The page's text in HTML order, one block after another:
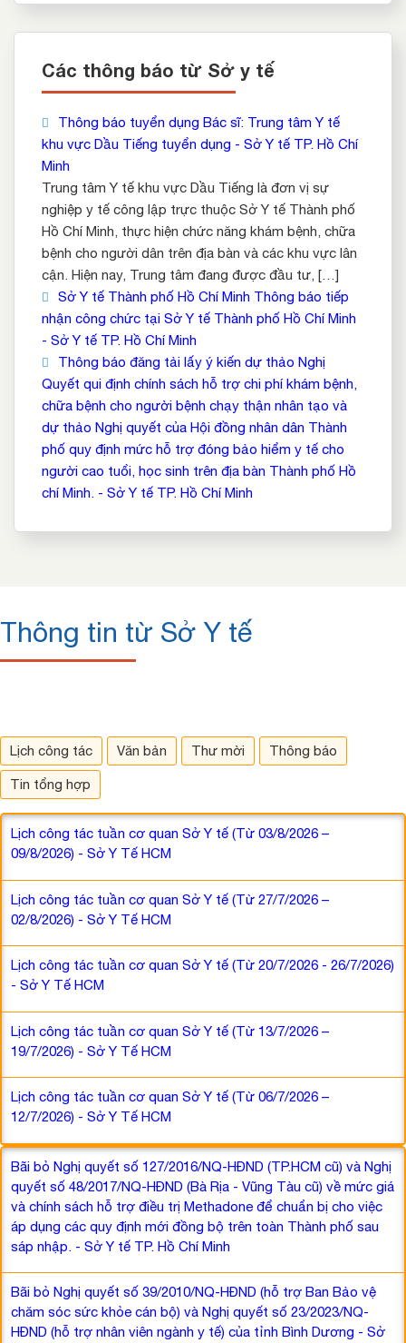
Các thông báo từ Sở y tế
Thông báo tuyển dụng Bác sĩ: Trung tâm Y tế
khu vực Dầu Tiếng tuyển dụng - Sở Y tế TP. Hồ Chí
Minh
Trung tâm Y tế khu vực Dầu Tiếng là đơn vị sự
nghiệp y tế công lập trực thuộc Sở Y tế Thành phố
Hồ Chí Minh, thực hiện chức năng khám bệnh, chữa
bệnh cho người dân trên địa bàn và các khu vực lân
cận. Hiện nay, Trung tâm đang được đầu tư, […]
Sở Y tế Thành phố Hồ Chí Minh Thông báo tiếp
nhận công chức tại Sở Y tế Thành phố Hồ Chí Minh
- Sở Y tế TP. Hồ Chí Minh
Thông báo đăng tải lấy ý kiến dự thảo Nghị
Quyết qui định chính sách hỗ trợ chi phí khám bệnh,
chữa bệnh cho người bệnh chạy thận nhân tạo và
dự thảo Nghị quyết của Hội đồng nhân dân Thành
phố quy định mức hỗ trợ đóng bảo hiểm y tế cho
người cao tuổi, học sinh trên địa bàn Thành phố Hồ
chí Minh. - Sở Y tế TP. Hồ Chí Minh
Thông tin từ Sở Y tế
Lịch công tác Văn bản Thư mời Thông báo
Tin tổng hợp
Lịch công tác tuần cơ quan Sở Y tế (Từ 03/8/2026 –
09/8/2026) - Sở Y Tế HCM
Lịch công tác tuần cơ quan Sở Y tế (Từ 27/7/2026 –
02/8/2026) - Sở Y Tế HCM
Lịch công tác tuần cơ quan Sở Y tế (Từ 20/7/2026 - 26/7/2026)
- Sở Y Tế HCM
Lịch công tác tuần cơ quan Sở Y tế (Từ 13/7/2026 –
19/7/2026) - Sở Y Tế HCM
Lịch công tác tuần cơ quan Sở Y tế (Từ 06/7/2026 –
12/7/2026) - Sở Y Tế HCM
Bãi bỏ Nghị quyết số 127/2016/NQ-HĐND (TP.HCM cũ) và Nghị
quyết số 48/2017/NQ-HĐND (Bà Rịa - Vũng Tàu cũ) về mức giá
và chính sách hỗ trợ điều trị Methadone để chuẩn bị cho việc
áp dụng các quy định mới đồng bộ trên toàn Thành phố sau
sáp nhập. - Sở Y tế TP. Hồ Chí Minh
Bãi bỏ Nghị quyết số 39/2010/NQ-HĐND (hỗ trợ Ban Bảo vệ
chăm sóc sức khỏe cán bộ) và Nghị quyết số 23/2023/NQ-
HĐND (hỗ trợ nhân viên ngành y tế) của tỉnh Bình Dương - Sở